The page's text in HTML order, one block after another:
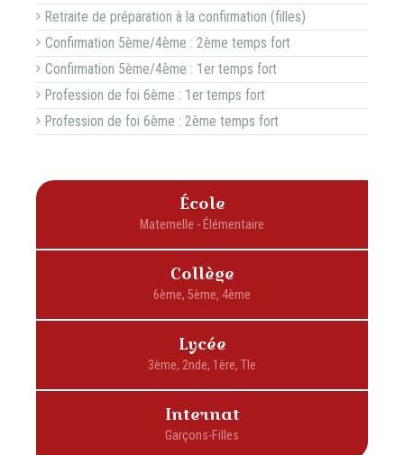
Retraite de préparation à la confirmation (filles)
Confirmation 5ème/4ème : 2ème temps fort
Confirmation 5ème/4ème : 1er temps fort
Profession de foi 6ème : 1er temps fort
Profession de foi 6ème : 2ème temps fort
École
Collège
Lycée
Internat